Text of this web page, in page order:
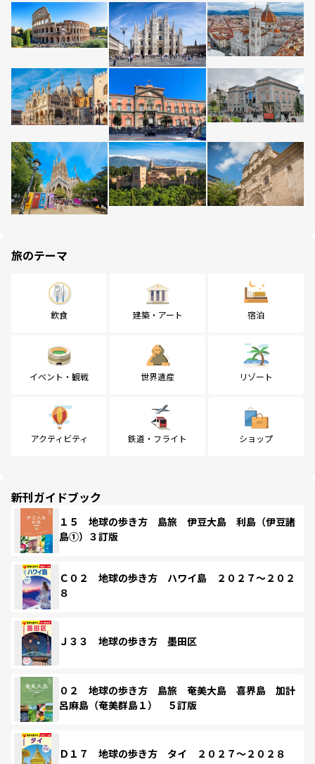
旅のテーマ
飲食 建築・アート 宿泊
イベント・観戦 世界遺産 リゾート
アクティビティ 鉄道・フライト ショップ
新刊ガイドブック
１５ 地球の歩き方 島旅 伊豆大島 利島（伊豆諸
島①）３訂版
Ｃ０２ 地球の歩き方 ハワイ島 ２０２７～２０２
８
Ｊ３３ 地球の歩き方 墨田区
０２ 地球の歩き方 島旅 奄美大島 喜界島 加計
呂麻島（奄美群島１） ５訂版
Ｄ１７ 地球の歩き方 タイ ２０２７～２０２８